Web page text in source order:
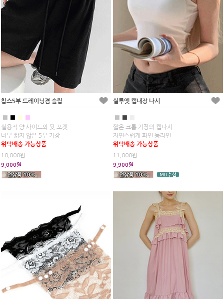
칩스5부 트레이닝겸 슬립
■
실용적 양 사이드와 뒷 포켓
너무 짧지 않은 5부 기장
위탁배송 가능상품
10,000원
9,000원
실루엣 캡내장 나시
■
짧은 크롭 기장의 캡나시
자연스럽게 파인 등라인
위탁배송 가능상품
11,000원
9,900원